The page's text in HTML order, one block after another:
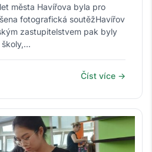
města Havířova byla pro
fotografická soutěžHavířov
zastupitelstvem pak byly
Číst více →